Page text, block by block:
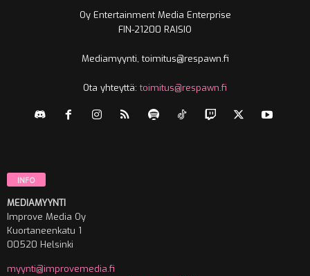
Oy Entertainment Media Enterprise
FIN-21200 RAISIO
Mediamyynti, toimitus@respawn.fi
Ota yhteyttä:toimitus@respawn.fi
INFO
MEDIAMYYNTI
Improve Media Oy
Kuortaneenkatu 1
00520 Helsinki
myynti@improvemedia.fi